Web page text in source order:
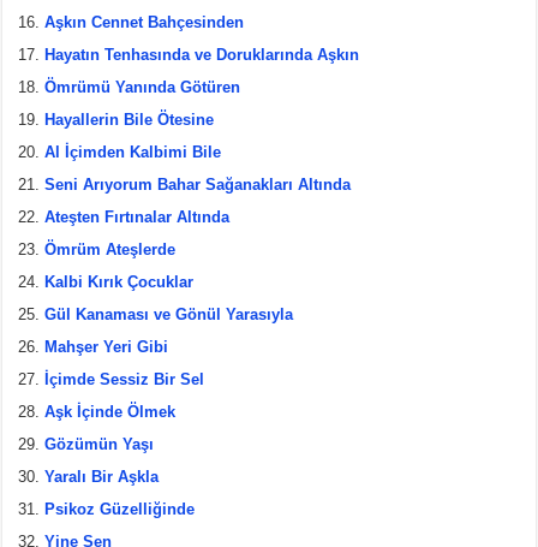
Aşkın Cennet Bahçesinden
Hayatın Tenhasında ve Doruklarında Aşkın
Ömrümü Yanında Götüren
Hayallerin Bile Ötesine
Al İçimden Kalbimi Bile
Seni Arıyorum Bahar Sağanakları Altında
Ateşten Fırtınalar Altında
Ömrüm Ateşlerde
Kalbi Kırık Çocuklar
Gül Kanaması ve Gönül Yarasıyla
Mahşer Yeri Gibi
İçimde Sessiz Bir Sel
Aşk İçinde Ölmek
Gözümün Yaşı
Yaralı Bir Aşkla
Psikoz Güzelliğinde
Yine Sen